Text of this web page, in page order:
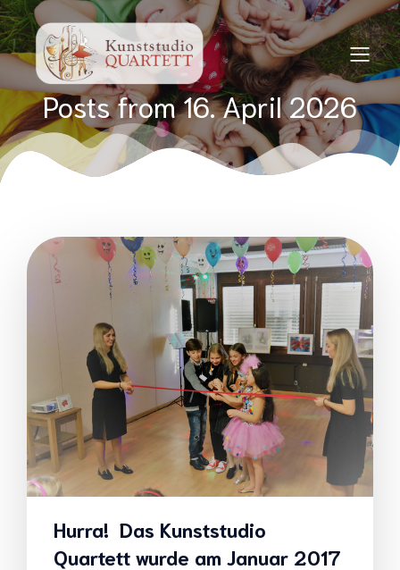
Posts from 16. April 2026
Hurra! Das Kunststudio
Quartett wurde am Januar 2017